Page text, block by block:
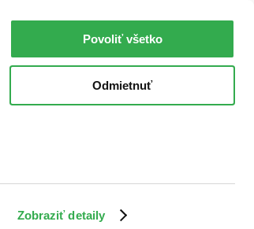
Zobraziť detaily
Povoliť všetko
Odmietnuť